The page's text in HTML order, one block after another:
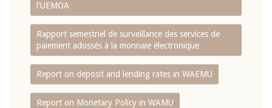
l'UEMOA
Rapport semestriel de surveillance des services de
paiement adossés à la monnaie électronique
Report on deposit and lending rates in WAEMU
Report on Monetary Policy in WAMU